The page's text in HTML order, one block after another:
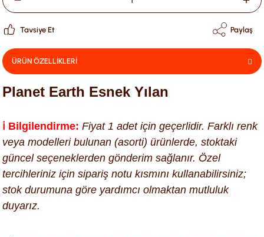
Tavsiye Et Paylaş
ÜRÜN ÖZELLİKLERİ
Planet Earth Esnek Yılan
ℹ️ Bilgilendirme: Fiyat 1 adet için geçerlidir. Farklı renk
veya modelleri bulunan (asorti) ürünlerde, stoktaki
güncel seçeneklerden gönderim sağlanır. Özel
tercihleriniz için sipariş notu kısmını kullanabilirsiniz;
stok durumuna göre yardımcı olmaktan mutluluk
duyarız.